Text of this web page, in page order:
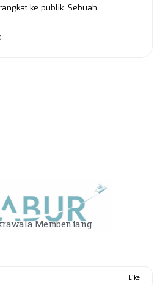
ke publik. Sebuah
Membentang
Like